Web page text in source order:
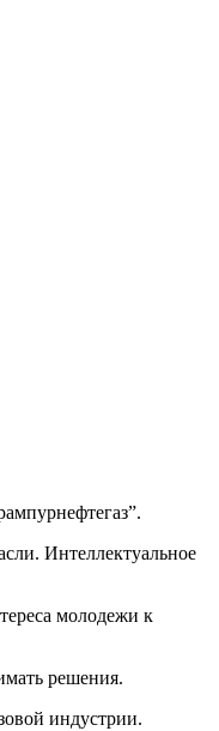
Интеллектуальное
молодежи к
решения.
индустрии.